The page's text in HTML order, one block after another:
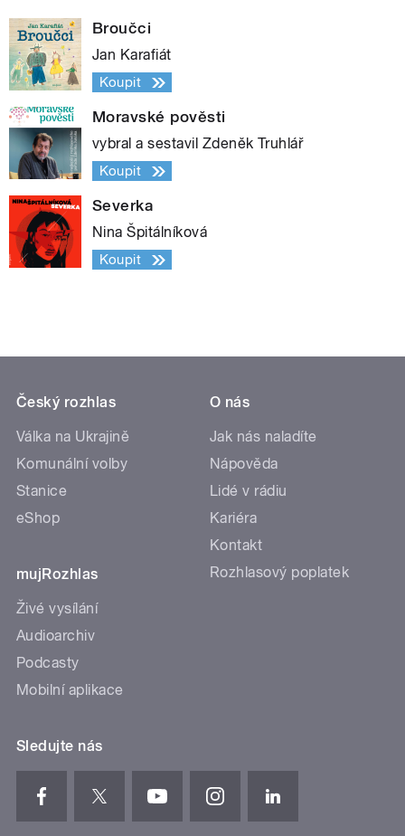
Broučci
Jan Karafiát
Koupit
Moravské pověsti
vybral a sestavil Zdeněk Truhlář
Koupit
Severka
Nina Špitálníková
Koupit
Český rozhlas
Válka na Ukrajině
Komunální volby
Stanice
eShop
mujRozhlas
Živé vysílání
Audioarchiv
Podcasty
Mobilní aplikace
O nás
Jak nás naladíte
Nápověda
Lidé v rádiu
Kariéra
Kontakt
Rozhlasový poplatek
Sledujte nás